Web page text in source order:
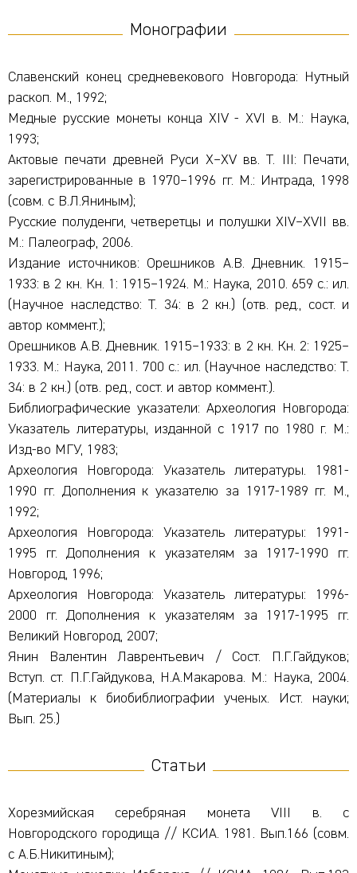
Монографии
Славенский конец средневекового Новгорода: Нутный
раскоп. М., 1992;
Медные русские монеты конца XIV - XVI в. М.: Наука,
1993;
Актовые печати древней Руси X–XV вв. Т. III: Печати,
зарегистрированные в 1970–1996 гг. М.: Интрада, 1998
(совм. с В.Л.Яниным);
Русские полуденги, четверетцы и полушки XIV–XVII вв.
М.: Палеограф, 2006.
Издание источников: Орешников А.В. Дневник. 1915–
1933: в 2 кн. Кн. 1: 1915–1924. М.: Наука, 2010. 659 с.: ил.
(Научное наследство: Т. 34: в 2 кн.) (отв. ред., сост. и
автор коммент.);
Орешников А.В. Дневник. 1915–1933: в 2 кн. Кн. 2: 1925–
1933. М.: Наука, 2011. 700 с.: ил. (Научное наследство: Т.
34: в 2 кн.) (отв. ред., сост. и автор коммент.).
Библиографические указатели: Археология Новгорода:
Указатель литературы, изданной с 1917 по 1980 г. М.:
Изд-во МГУ, 1983;
Археология Новгорода: Указатель литературы. 1981-
1990 гг. Дополнения к указателю за 1917-1989 гг. М.,
1992;
Археология Новгорода: Указатель литературы: 1991-
1995 гг. Дополнения к указателям за 1917-1990 гг.
Новгород, 1996;
Археология Новгорода: Указатель литературы: 1996-
2000 гг. Дополнения к указателям за 1917-1995 гг.
Великий Новгород, 2007;
Янин Валентин Лаврентьевич / Сост. П.Г.Гайдуков;
Вступ. ст. П.Г.Гайдукова, Н.А.Макарова. М.: Наука, 2004.
(Материалы к биобиблиографии ученых. Ист. науки;
Вып. 25.)
Статьи
Хорезмийская серебряная монета VIII в. с
Новгородского городища // КСИА. 1981. Вып.166 (совм.
с А.Б.Никитиным);